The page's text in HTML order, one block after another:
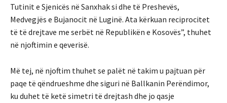
Tutinit e Sjenicës në Sanxhak si dhe të Preshevës,
Medvegjës e Bujanocit në Luginë. Ata kërkuan reciprocitet
të të drejtave me serbët në Republikën e Kosovës”, thuhet
në njoftimin e qeverisë.
Më tej, në njoftim thuhet se palët në takim u pajtuan për
paqe të qëndrueshme dhe siguri në Ballkanin Perëndimor,
ku duhet të ketë simetri të drejtash dhe jo qasje